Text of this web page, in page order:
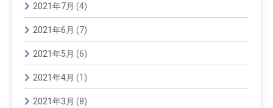
2021年7月 (4)
2021年6月 (7)
2021年5月 (6)
2021年4月 (1)
2021年3月 (8)